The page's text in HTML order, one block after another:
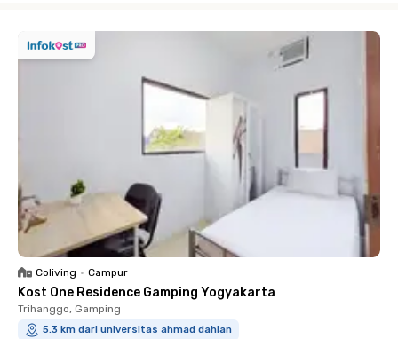
Coliving • Campur
Kost One Residence Gamping Yogyakarta
Trihanggo, Gamping
5.3 km dari universitas ahmad dahlan